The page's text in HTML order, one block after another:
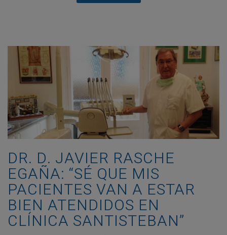
DR. D. JAVIER RASCHE
EGAÑA: “SÉ QUE MIS
PACIENTES VAN A ESTAR
BIEN ATENDIDOS EN
CLÍNICA SANTISTEBAN”